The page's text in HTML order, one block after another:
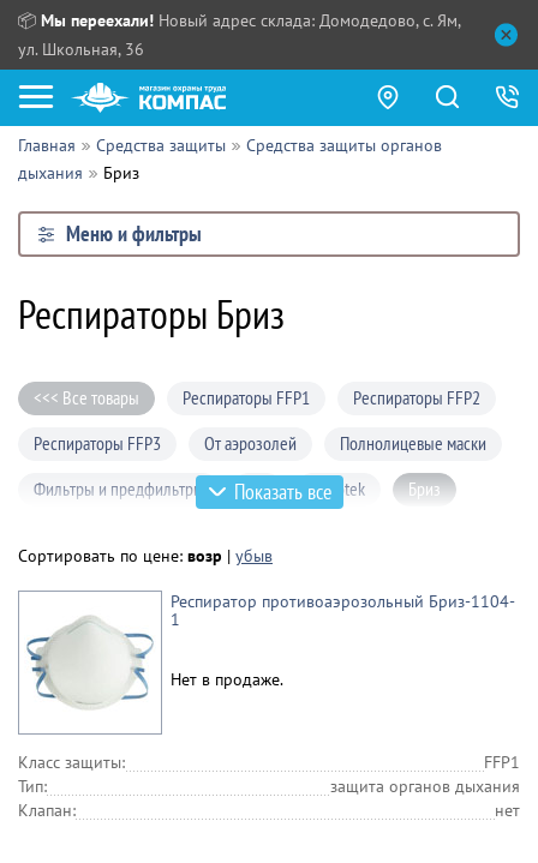
📦 Мы переехали! Новый адрес склада: Домодедово, с. Ям,
ул. Школьная, 36
Как купить?
Прайс-листы
Сотрудничество
Партнерам
Поставщикам
Обзоры
Контакты
ПТ:
Главная Средства защиты
Средства защиты органов
дыхания
Бриз
Меню и фильтры
Респираторы Бриз
<<< Все товары Респираторы FFP1
Респираторы FFP2
Респираторы FFP3
От аэрозолей
Полнолицевые маски
Фильтры и предфильтры
ЗМ Spirotek Бриз
Показать все
Сортировать по цене: возр | убыв
Респиратор противоаэрозольный Бриз-1104-
1
Нет в продаже.
Класс защиты:
FFP1
Тип:
защита органов дыхания
Клапан:
нет